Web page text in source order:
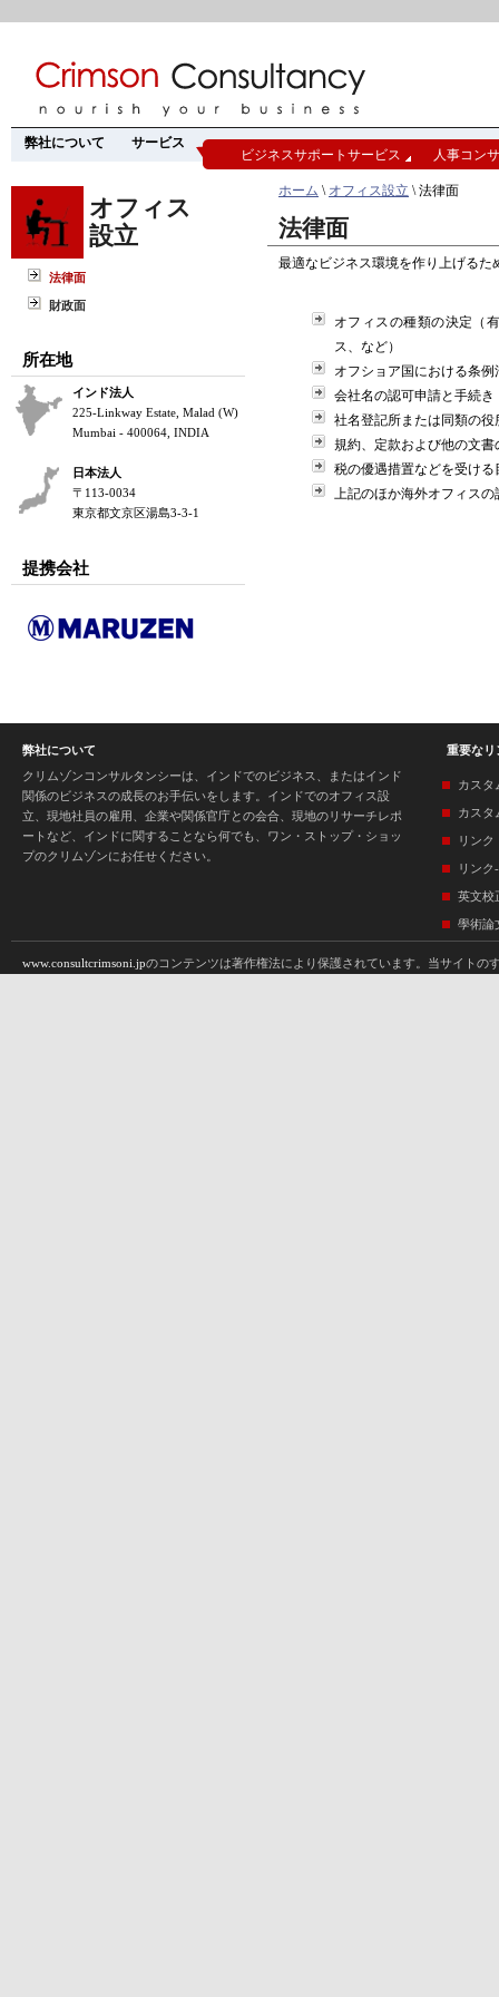
弊社について サービス
ビジネスサポートサービス 人事コン
オフィス
設立
法律面
財政面
所在地
インド法人
225-Linkway Estate, Malad (W)
Mumbai - 400064, INDIA
日本法人
〒113-0034
東京都文京区湯島3-3-1
提携会社
ホーム \ オフィス設立 \ 法律面
法律面
最適なビジネス環境を作り上げる
オフィスの種類の決定（
ス、など）
オフショア国における条
会社名の認可申請と手続き
社名登記所または同類の
規約、定款および他の文
税の優遇措置などを受け
上記のほか海外オフィス
弊社について
クリムゾンコンサルタンシーは、インドでのビジネス、またはインド
関係のビジネスの成長のお手伝いをします。インドでのオフィス設
立、現地社員の雇用、企業や関係官庁との会合、現地のリサーチレポ
ートなど、インドに関することなら何でも、ワン・ストップ・ショッ
プのクリムゾンにお任せください。
重要なリ
カスタ
カスタ
リンク
リンク
英文校
學術論
www.consultcrimsoni.jpのコンテンツは著作権法により保護されています。当サイト